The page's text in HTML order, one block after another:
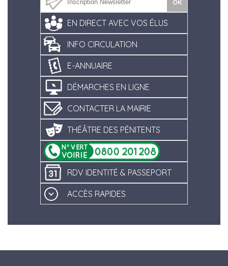
EN DIRECT AVEC VOS ÉLUS
INFO CIRCULATION
E-ANNUAIRE
DÉMARCHES EN LIGNE
CONTACTER LA MAIRIE
THÉÂTRE DES PÉNITENTS
RDV IDENTITÉ & PASSEPORT
ACCÈS RAPIDES